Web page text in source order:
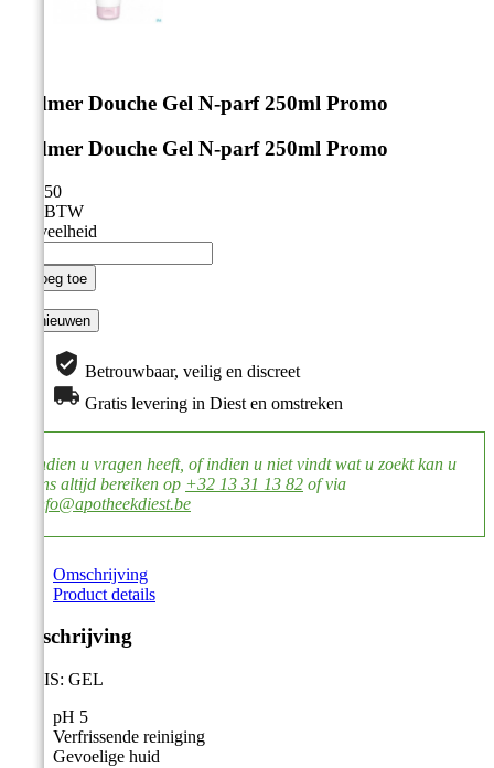
Widmer Douche Gel N-parf 250ml Promo
Widmer Douche Gel N-parf 250ml Promo
€ 15,50
Incl. BTW
Hoeveelheid
Voeg toe
Betrouwbaar, veilig en discreet
Gratis levering in Diest en omstreken
Indien u vragen heeft, of indien u niet vindt wat u zoekt kan u
ons altijd bereiken op +32 13 31 13 82 of via
info@apotheekdiest.be
Omschrijving
Product details
Omschrijving
BASIS: GEL
pH 5
Verfrissende reiniging
Gevoelige huid